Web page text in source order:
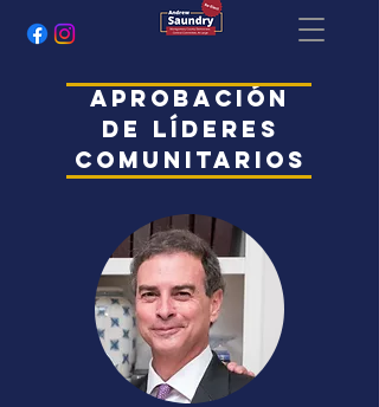
Aprobación
de Líderes
Comunitarios